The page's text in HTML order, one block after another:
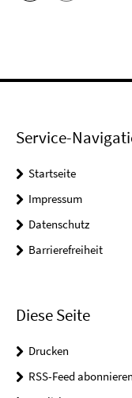
Service-
Startseite
Impressum
Datenschutz
Barrierefreiheit
Diese Seite
Drucken
RSS-Feed abonnieren